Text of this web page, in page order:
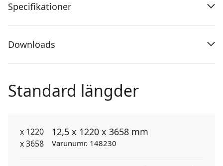
Specifikationer
Downloads
Standard längder
12,5 x 1220 x 3658 mm
Varunumr. 148230